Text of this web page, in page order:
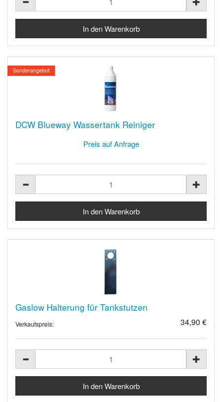
Sonderangebot
DCW Blueway Wassertank Reiniger
Preis auf Anfrage
Gaslow Halterung für Tankstutzen
Verkaufspreis: 34,90 €